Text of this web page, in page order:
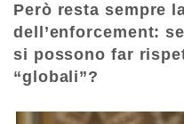
Però resta sempre
dell’enforcement:
si possono far
“globali”?